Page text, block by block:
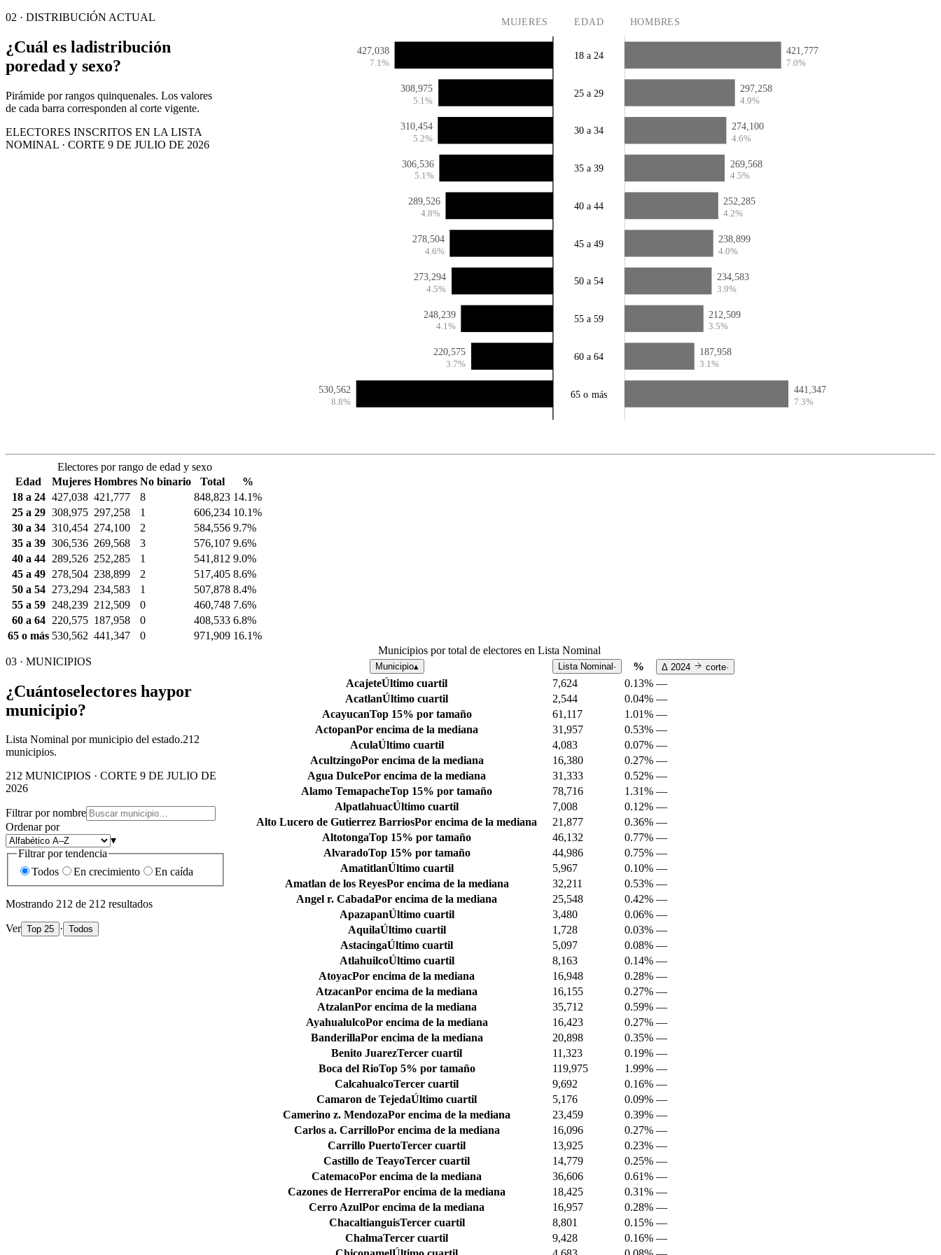
02 · DISTRIBUCIÓN ACTUAL
¿Cuál es ladistribución
poredad y sexo?
Pirámide por rangos quinquenales. Los valores
de cada barra corresponden al corte vigente.
ELECTORES INSCRITOS EN LA LISTA
NOMINAL · CORTE 9 DE JULIO DE 2026
MUJERES EDAD HOMBRES
427,038
7.1%
421,777
7.0%
18 a 24
308,975
5.1%
297,258
4.9%
25 a 29
310,454
5.2%
274,100
4.6%
30 a 34
306,536
5.1%
269,568
4.5%
35 a 39
289,526
4.8%
252,285
4.2%
40 a 44
278,504
4.6%
238,899
4.0%
45 a 49
273,294
4.5%
234,583
3.9%
50 a 54
248,239
4.1%
212,509
3.5%
55 a 59
220,575
3.7%
187,958
3.1%
60 a 64
530,562
8.8%
441,347
7.3%
65 o más
Electores por rango de edad y sexo
Edad
Mujeres Hombres No binario Total
%
18 a 24 427,038 421,777 8 848,823 14.1%
25 a 29 308,975 297,258 1 606,234 10.1%
30 a 34 310,454 274,100 2 584,556 9.7%
35 a 39 306,536 269,568 3 576,107 9.6%
40 a 44
289,526 252,285 1 541,812 9.0%
45 a 49
278,504 238,899 2 517,405 8.6%
50 a 54
273,294 234,583 1 507,878 8.4%
55 a 59
248,239 212,509 0 460,748 7.6%
60 a 64
220,575 187,958 0 408,533 6.8%
65 o más 530,562 441,347 0 971,909 16.1%
03 · MUNICIPIOS
¿Cuántoselectores haypor
municipio?
Lista Nominal por municipio del estado.212
municipios.
212 MUNICIPIOS · CORTE 9 DE JULIO DE
2026
Filtrar por nombre
Ordenar por
▾
Filtrar por tendencia
Todos
En crecimiento En caída
Mostrando 212 de 212 resultados
Ver Top 25 · Todos
Municipios por total de electores en Lista Nominal
Municipio▴ Lista Nominal· % Δ 2024 corte·
AcajeteÚltimo cuartil 7,624 0.13% —
AcatlanÚltimo cuartil 2,544 0.04% —
AcayucanTop 15% por tamaño 61,117 1.01% —
ActopanPor encima de la mediana 31,957 0.53% —
AculaÚltimo cuartil 4,083 0.07% —
AcultzingoPor encima de la mediana 16,380 0.27% —
Agua DulcePor encima de la mediana 31,333 0.52% —
Alamo TemapacheTop 15% por tamaño 78,716 1.31% —
AlpatlahuacÚltimo cuartil 7,008 0.12% —
Alto Lucero de Gutierrez BarriosPor encima de la mediana 21,877 0.36% —
AltotongaTop 15% por tamaño 46,132 0.77% —
AlvaradoTop 15% por tamaño 44,986 0.75% —
AmatitlanÚltimo cuartil 5,967 0.10% —
Amatlan de los ReyesPor encima de la mediana 32,211 0.53% —
Angel r. CabadaPor encima de la mediana 25,548 0.42% —
ApazapanÚltimo cuartil 3,480 0.06% —
AquilaÚltimo cuartil 1,728 0.03% —
AstacingaÚltimo cuartil 5,097 0.08% —
AtlahuilcoÚltimo cuartil 8,163 0.14% —
AtoyacPor encima de la mediana 16,948 0.28% —
AtzacanPor encima de la mediana 16,155 0.27% —
AtzalanPor encima de la mediana 35,712 0.59% —
AyahualulcoPor encima de la mediana 16,423 0.27% —
BanderillaPor encima de la mediana 20,898 0.35% —
Benito JuarezTercer cuartil 11,323 0.19% —
Boca del RioTop 5% por tamaño 119,975 1.99% —
CalcahualcoTercer cuartil 9,692 0.16% —
Camaron de TejedaÚltimo cuartil 5,176 0.09% —
Camerino z. MendozaPor encima de la mediana 23,459 0.39% —
Carlos a. CarrilloPor encima de la mediana 16,096 0.27% —
Carrillo PuertoTercer cuartil 13,925 0.23% —
Castillo de TeayoTercer cuartil 14,779 0.25% —
CatemacoPor encima de la mediana 36,606 0.61% —
Cazones de HerreraPor encima de la mediana 18,425 0.31% —
Cerro AzulPor encima de la mediana 16,957 0.28% —
ChacaltianguisTercer cuartil 8,801 0.15% —
ChalmaTercer cuartil 9,428 0.16% —